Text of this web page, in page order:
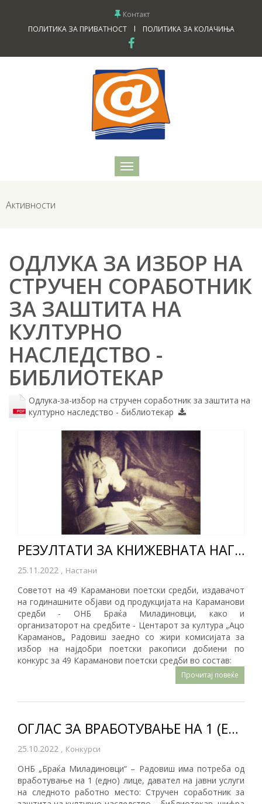
Контакт
ПОЛИТИКА ЗА ПРИВАТНОСТ
I ПОЛИТИКА ЗА КОЛАЧИЊА
Активности
ОДЛУКА ЗА ИЗБОР НА
СТРУЧЕН СОРАБОТНИК
ЗА ЗАШТИТА НА
КУЛТУРНО
НАСЛЕДСТВО -
БИБЛИОТЕКАР
Одлука-за-избор на стручен соработник за заштита на
културно наследство - библиотекар
РЕЗУЛТАТИ ЗА КНИЖЕВНАТА НАГРАДА „КАРАМАНОВ 2022“ - ЗА МАКЕДОНСКИ АВТОРИ
25.11.2022 , Настани
Советот на 49 Караманови поетски средби, издавачот
на годинашните објави од продукцијата на Караманови
средби - ОНБ Браќа Миладиновци, како и
организаторот на средбите - Центарот за култура „Ацо
Караманов„ Радовиш заедно со жири комисијата за
избор на најдобри поетски ракописи добиени по
конкурс за 49 Караманови поетски средби во состав:
Прочитај повеќе
ОГЛАС ЗА ВРАБОТУВАЊЕ НА 1 (ЕДНО) ЛИЦЕ - БИБЛИОТЕКАР
25.10.2022 , Конкурси
ОНБ „Браќа Миладиновци“ – Радовиш има потреба од
вработување на 1 (едно) лице, давател на јавни услуги
на следното работно место: Стручен соработник за